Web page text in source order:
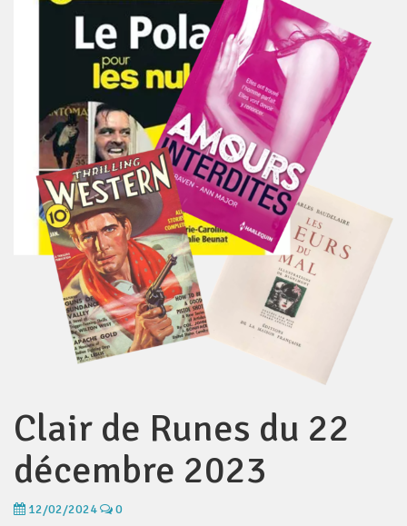
Clair de Runes du 22
décembre 2023
12/02/2024
0